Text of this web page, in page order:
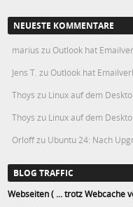
NEUESTE KOMMENTARE
marius zu Outlook hat
Jens T. zu Outlook hat
Thoys zu Linux auf dem
Thoys zu Linux auf dem
Orloffzu Ubuntu 24: Nach
BLOG TRAFFIC
Webseiten ( ... trotz Webcache